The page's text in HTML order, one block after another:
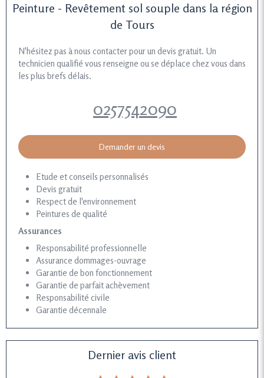
Peinture - Revêtement sol souple dans la région
de Tours
N'hésitez pas à nous contacter pour un devis gratuit. Un
technicien qualifié vous renseigne ou se déplace chez vous dans
les plus brefs délais.
0257542090
Demander un devis
Etude et conseils personnalisés
Devis gratuit
Respect de l'environnement
Peintures de qualité
Assurances
Responsabilité professionnelle
Assurance dommages-ouvrage
Garantie de bon fonctionnement
Garantie de parfait achèvement
Responsabilité civile
Garantie décennale
Dernier avis client